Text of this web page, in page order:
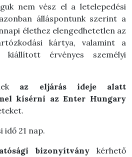
nem vész el a letelepedési
álláspontunk szerint a
élethez elengedhetetlen az
kártya, valamint a
kiállított érvényes személyi
az eljárás ideje alatt
kísérni az Enter Hungary
idő 21 nap.
bizonyítvány kérhető